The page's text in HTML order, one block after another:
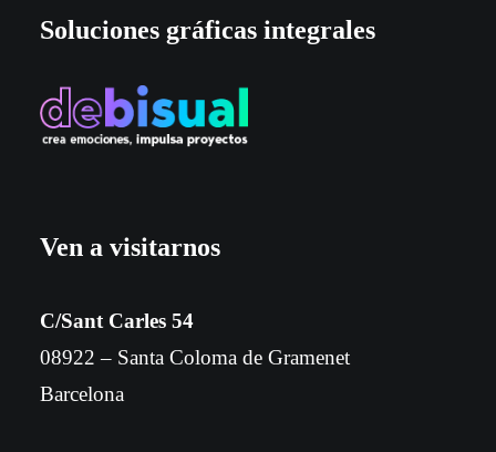
Soluciones gráficas integrales
Ven a visitarnos
C/Sant Carles 54
08922 – Santa Coloma de Gramenet
Barcelona